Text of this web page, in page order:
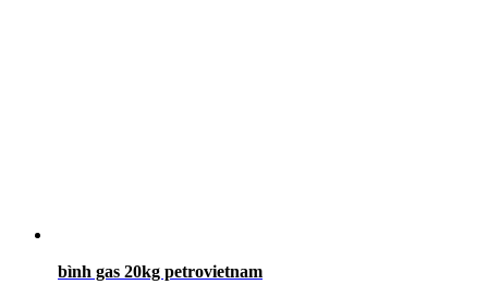
bình gas 20kg petrovietnam